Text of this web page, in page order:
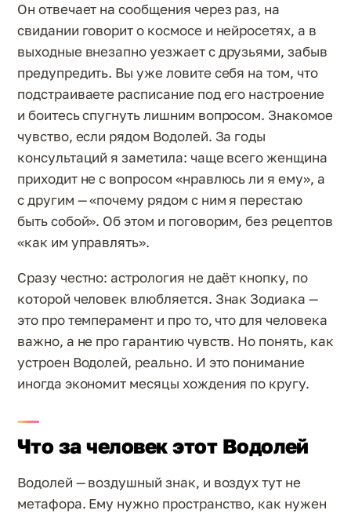
Он отвечает на сообщения через раз, на
свидании говорит о космосе и нейросетях, а в
выходные внезапно уезжает с друзьями, забыв
предупредить. Вы уже ловите себя на том, что
подстраиваете расписание под его настроение
и боитесь спугнуть лишним вопросом. Знакомое
чувство, если рядом Водолей. За годы
консультаций я заметила: чаще всего женщина
приходит не с вопросом «нравлюсь ли я ему», а
с другим — «почему рядом с ним я перестаю
быть собой». Об этом и поговорим, без рецептов
«как им управлять».
Сразу честно: астрология не даёт кнопку, по
которой человек влюбляется. Знак Зодиака —
это про темперамент и про то, что для человека
важно, а не про гарантию чувств. Но понять, как
устроен Водолей, реально. И это понимание
иногда экономит месяцы хождения по кругу.
Что за человек этот Водолей
Водолей — воздушный знак, и воздух тут не
метафора. Ему нужно пространство, как нужен